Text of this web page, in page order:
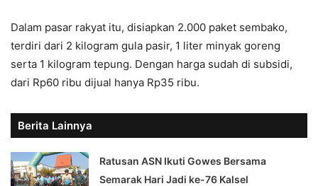
Dalam pasar rakyat itu, disiapkan 2.000 paket sembako,
terdiri dari 2 kilogram gula pasir, 1 liter minyak goreng
serta 1 kilogram tepung. Dengan harga sudah di subsidi,
dari Rp60 ribu dijual hanya Rp35 ribu.
Berita Lainnya
Ratusan ASN Ikuti Gowes Bersama
Semarak Hari Jadi ke-76 Kalsel